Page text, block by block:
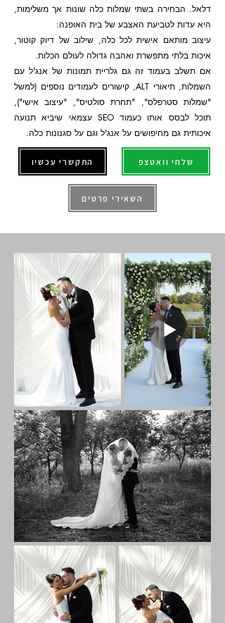
דלאל. הבחירה בשתי שמלות כלה שונות אך משלימות,
היא עדות לטביעת האצבע של בית האופנה:
עיצוב מותאם אישית לכל כלה, שילוב של דיוק קוטור,
איכות בלתי מתפשרת ואהבה גדולה לעולם הכלות.
אם תשלב בעמוד זה גם גלריית תמונות של אנג'ל עם
השמלות, תיאורי ALT, קישורים לעמודים נוספים (למשל
"שמלות סטרפלס", "תחרת סולטיס", "עיצוב אישי"),
תוכל לבסס אותו כעמוד SEO עצמאי שיביא תנועה
איכותית גם מחיפושים על אנג'ל וגם על סגנונות כלה.
התקשרי עכשיו שלחי וואטצפ
השאירי פרטים